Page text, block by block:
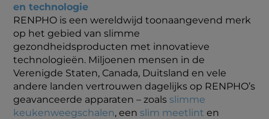
en technologie
RENPHO is een wereldwijd toonaangevend merk
op het gebied van slimme
gezondheidsproducten met innovatieve
technologieën. Miljoenen mensen in de
Verenigde Staten, Canada, Duitsland en vele
andere landen vertrouwen dagelijks op RENPHO’s
geavanceerde apparaten – zoals slimme
keukenweegschalen, een slim meetlint en